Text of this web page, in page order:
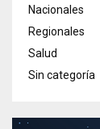
Nacionales
Regionales
Salud
Sin categoría